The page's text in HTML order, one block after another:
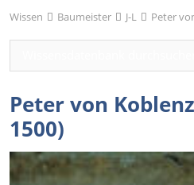
Wissen Baumeister J-L Peter
Peter von
1500)